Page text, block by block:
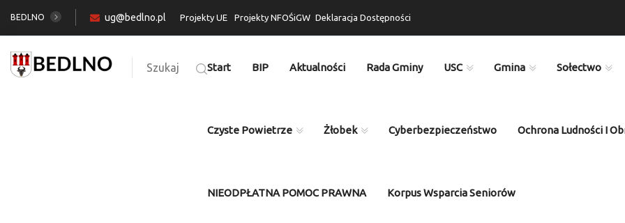
BEDLNO ug@bedlno.pl Projekty UE Projekty NFOŚiGW Deklaracja Dostępności
Szukaj Start BIP Aktualności Rada Gminy USC Gmina Sołectwo
Czyste Powietrze Żłobek Cyberbezpieczeństwo Ochrona Ludności I
NIEODPŁATNA POMOC PRAWNA Korpus Wsparcia Seniorów